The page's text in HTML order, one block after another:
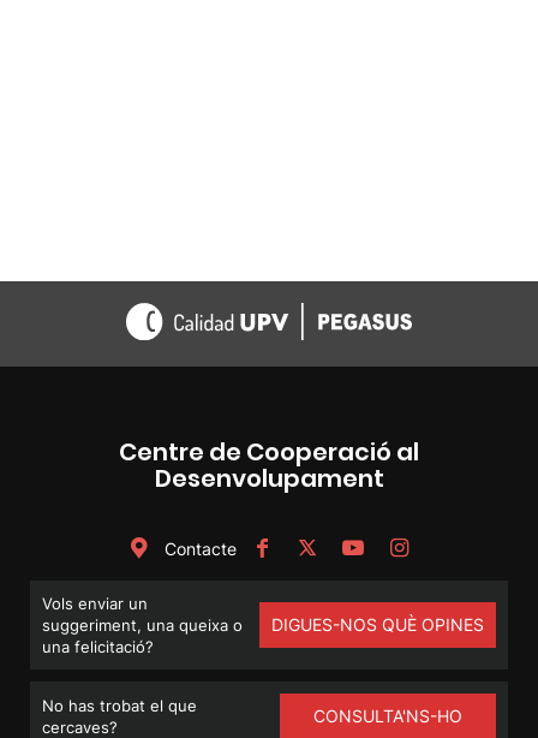
Centre de Cooperació al
Desenvolupament
Contacte
Vols enviar un
suggeriment, una queixa o
una felicitació?
DIGUES-NOS QUÈ OPINES
No has trobat el que
cercaves?
CONSULTA'NS-HO